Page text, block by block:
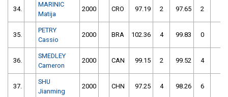
34.
MARINIC
Matija
2000 CRO 97.19 2 97.65 2
35.
PETRY
Cassio
2000 BRA 102.36 4 99.83 0
36.
SMEDLEY
Cameron
2000 CAN 99.15 2 99.52 4
37.
SHU
Jianming
2000 CHN 97.25 4 98.26 6